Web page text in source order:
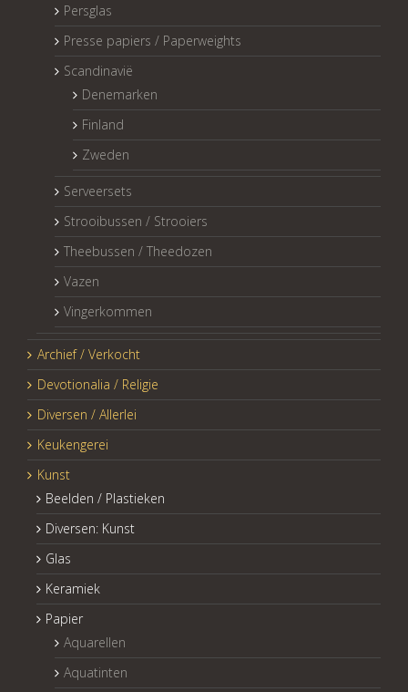
Persglas
Presse papiers / Paperweights
Scandinavië
Denemarken
Finland
Zweden
Serveersets
Strooibussen / Strooiers
Theebussen / Theedozen
Vazen
Vingerkommen
Archief / Verkocht
Devotionalia / Religie
Diversen / Allerlei
Keukengerei
Kunst
Beelden / Plastieken
Diversen: Kunst
Glas
Keramiek
Papier
Aquarellen
Aquatinten